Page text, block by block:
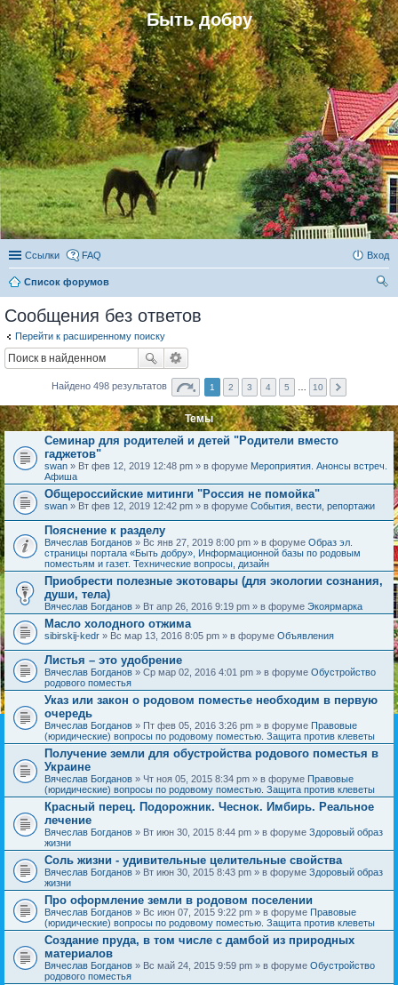
Быть добру
Ссылки FAQ Вход
Список форумов
Сообщения без ответов
Перейти к расширенному поиску
Найдено 498 результатов 1 2 3 4 5 10
Темы
Семинар для родителей и детей "Родители вместо
гаджетов"
swan » Вт фев 12, 2019 12:48 pm » в форуме Мероприятия. Анонсы встреч.
Афиша
Общероссийские митинги "Россия не помойка"
swan » Вт фев 12, 2019 12:42 pm » в форуме События, вести, репортажи
Пояснение к разделу
Вячеслав Богданов » Вс янв 27, 2019 8:00 pm » в форуме Образ эл.
страницы портала «Быть добру», Информационной базы по родовым
поместьям и газет. Технические вопросы, дизайн
Приобрести полезные экотовары (для экологии сознания,
души, тела)
Вячеслав Богданов » Вт апр 26, 2016 9:19 pm » в форуме Экоярмарка
Масло холодного отжима
sibirskij-kedr » Вс мар 13, 2016 8:05 pm » в форуме Объявления
Листья – это удобрение
Вячеслав Богданов » Ср мар 02, 2016 4:01 pm » в форуме Обустройство
родового поместья
Указ или закон о родовом поместье необходим в первую
очередь
Вячеслав Богданов » Пт фев 05, 2016 3:26 pm » в форуме Правовые
(юридические) вопросы по родовому поместью. Защита против клеветы
Получение земли для обустройства родового поместья в
Украине
Вячеслав Богданов » Чт ноя 05, 2015 8:34 pm » в форуме Правовые
(юридические) вопросы по родовому поместью. Защита против клеветы
Красный перец. Подорожник. Чеснок. Имбирь. Реальное
лечение
Вячеслав Богданов » Вт июн 30, 2015 8:44 pm » в форуме Здоровый образ
жизни
Соль жизни - удивительные целительные свойства
Вячеслав Богданов » Вт июн 30, 2015 8:43 pm » в форуме Здоровый образ
жизни
Про оформление земли в родовом поселении
Вячеслав Богданов » Вс июн 07, 2015 9:22 pm » в форуме Правовые
(юридические) вопросы по родовому поместью. Защита против клеветы
Создание пруда, в том числе с дамбой из природных
материалов
Вячеслав Богданов » Вс май 24, 2015 9:59 pm » в форуме Обустройство
родового поместья